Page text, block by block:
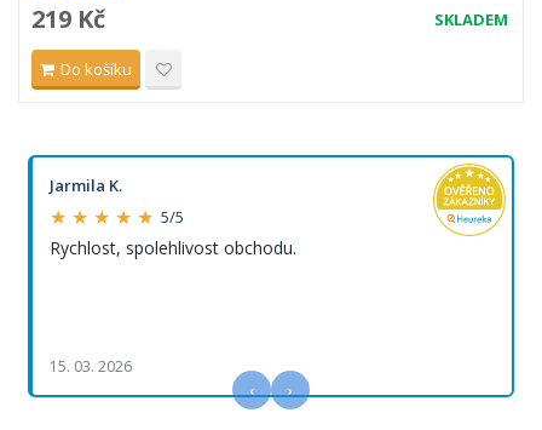
SKLADEM
219 Kč
Do košíku
Jarmila K.
★ ★ ★ ★ ★ 5/5
Rychlost, spolehlivost obchodu.
15. 03. 2026
‹ ›